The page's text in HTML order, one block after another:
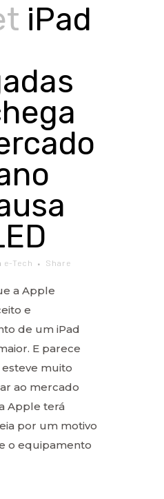
iPad
e-Tech Share
a Apple
e
de um iPad
E parece
muito
ao mercado
Apple terá
por um motivo
o equipamento